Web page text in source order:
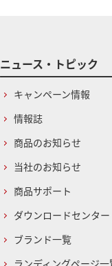
ニュース・トピック
キャンペーン情報
情報誌
商品のお知らせ
当社のお知らせ
商品サポート
ダウンロードセンター
ブランド一覧
ランディングページ一